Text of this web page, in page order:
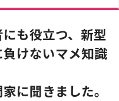
も役立つ、新型
けないマメ知識
に聞きました。